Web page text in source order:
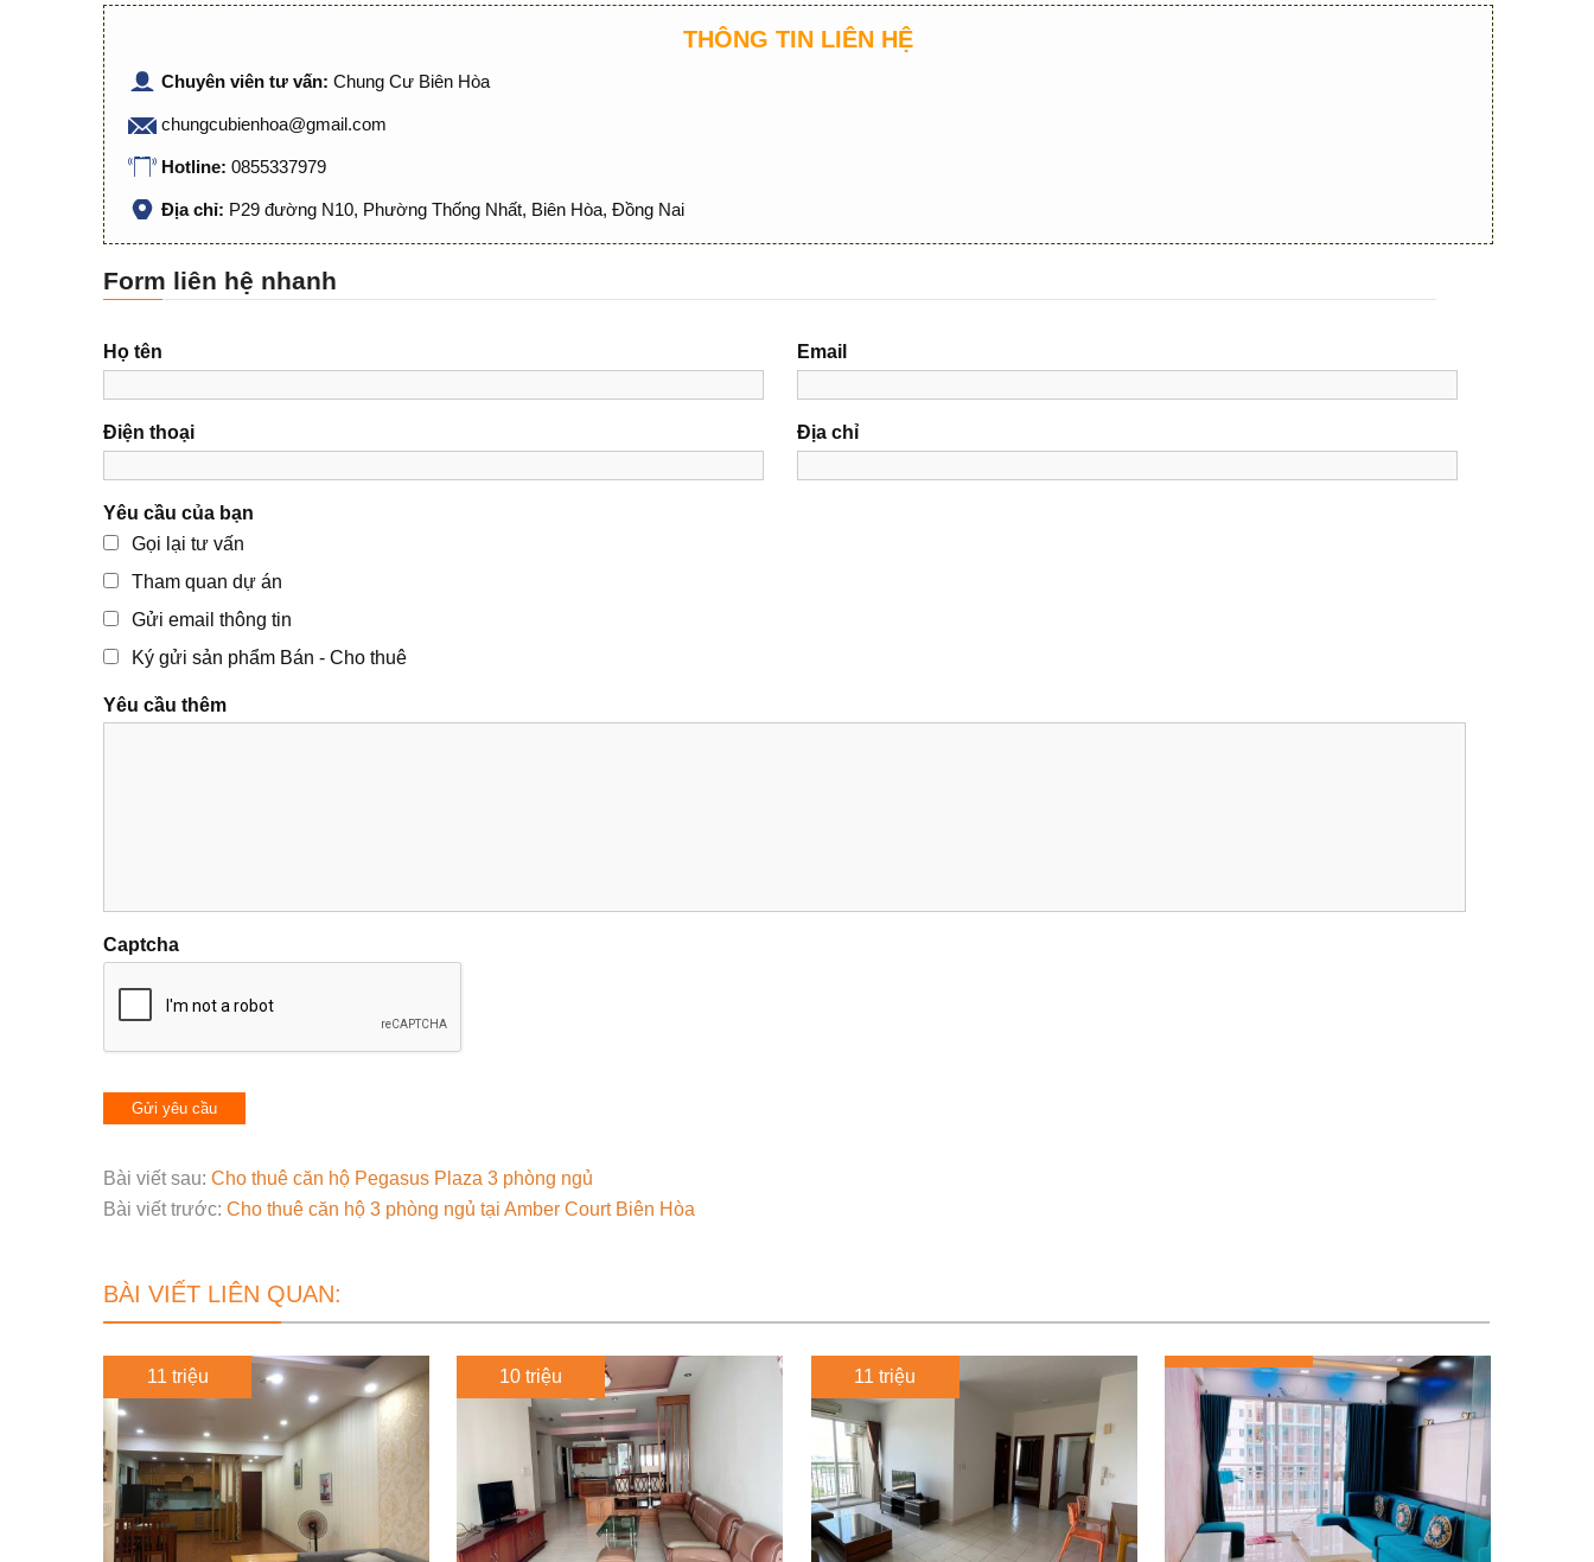
THÔNG TIN LIÊN HỆ
Chuyên viên tư vấn: Chung Cư Biên Hòa
chungcubienhoa@gmail.com
Hotline: 0855337979
Địa chỉ: P29 đường N10, Phường Thống Nhất, Biên Hòa, Đồng Nai
Form liên hệ nhanh
Họ tên Email
Điện thoại Địa chỉ
Yêu cầu của bạn
Gọi lại tư vấn
Tham quan dự án
Gửi email thông tin
Ký gửi sản phẩm Bán - Cho thuê
Yêu cầu thêm
Captcha
Bài viết sau: Cho thuê căn hộ Pegasus Plaza 3 phòng ngủ
Bài viết trước: Cho thuê căn hộ 3 phòng ngủ tại Amber Court Biên Hòa
BÀI VIẾT LIÊN QUAN:
11 triệu 10 triệu 11 triệu